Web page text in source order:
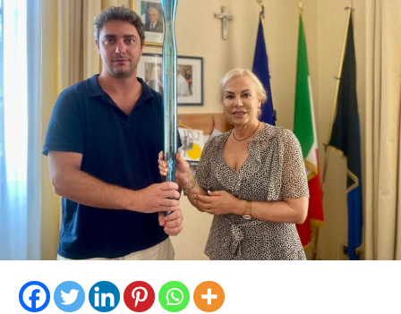
Nel 2025 Alessandro ha inoltre conseguito laqualifica
federale di Allenatore, che gli consente di guidare
formazioni d’Eccellenza e squadre senior fino alla Serie
B Nazionale, un ulteriore tassello nel suo percorso di
crescita tecnica.